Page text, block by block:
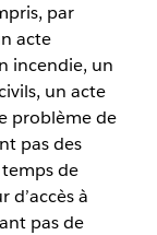
par
acte
incendie, un
un acte
problème de
pas des
de
à
pas de